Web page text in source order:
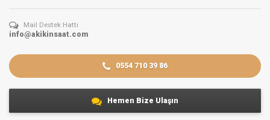
Hemen Bize Ulaşın
Mail Destek Hattı
info@akikinsaat.com
0554 710 39 86